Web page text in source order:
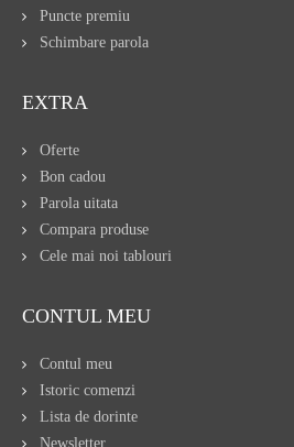
Puncte premiu
Schimbare parola
EXTRA
Oferte
Bon cadou
Parola uitata
Compara produse
Cele mai noi tablouri
CONTUL MEU
Contul meu
Istoric comenzi
Lista de dorinte
Newsletter